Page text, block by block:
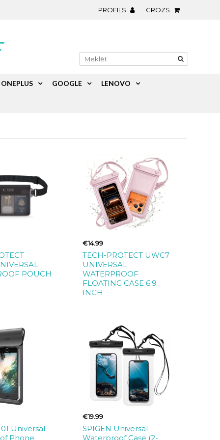
PROFILS GROZS
POUCH
€14.99
TECH-PROTECT UWC7
UNIVERSAL
WATERPROOF
FLOATING CASE 6.9
INCH
Universal
Phone
€19.99
SPIGEN Universal
Waterproof Case (2-
ONEPLUS GOOGLE LENOVO